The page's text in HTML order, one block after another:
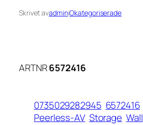
Skrivet avadminiOkategoriserade
ARTNR6572416
0735029282945 6572416
Peerless-AV Storage Wall